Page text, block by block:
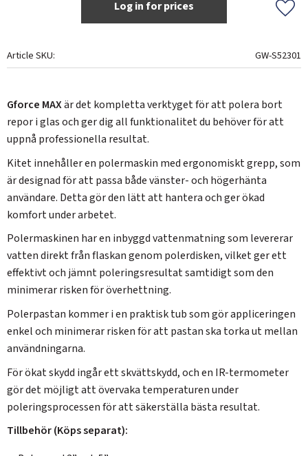
Log in for prices
Add
Article SKU GW-S52301
Gforce MAXär det kompletta verktyget för att polera bort
repor i glas och ger dig all funktionalitet du behöver för att
uppnå professionella resultat.
Kitet innehåller en polermaskin med ergonomiskt grepp, som
är designad för att passa både vänster- och högerhänta
användare. Detta gör den lätt att hantera och ger ökad
komfort under arbetet.
Polermaskinen har en inbyggd vattenmatning som levererar
vatten direkt från flaskan genom polerdisken, vilket ger ett
effektivt och jämnt poleringsresultat samtidigt som den
minimerar risken för överhettning.
Polerpastan kommer i en praktisk tub som gör appliceringen
enkel och minimerar risken för att pastan ska torka ut mellan
användningarna.
För ökat skydd ingår ett skvättskydd, och en IR-termometer
gör det möjligt att övervaka temperaturen under
poleringsprocessen för att säkerställa bästa resultat.
Tillbehör (Köps separat):